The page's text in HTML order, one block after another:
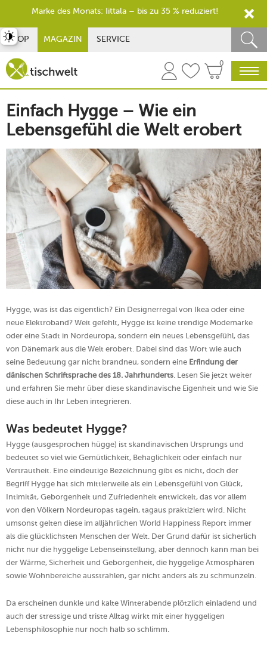
SHOP MAGAZIN SERVICE
0
Einfach Hygge – Wie ein
Lebensgefühl die Welt erobert
Hygge, was ist das eigentlich? Ein Designerregal von Ikea oder eine
neue Elektroband? Weit gefehlt, Hygge ist keine trendige Modemarke
oder eine Stadt in Nordeuropa, sondern ein neues Lebensgefühl, das
von Dänemark aus die Welt erobert. Dabei sind das Wort wie auch
seine Bedeutung gar nicht brandneu, sondern eine Erfindung der
dänischen Schriftsprache des 18. Jahrhunderts. Lesen Sie jetzt weiter
und erfahren Sie mehr über diese skandinavische Eigenheit und wie Sie
diese auch in Ihr Leben integrieren.
Was bedeutet Hygge?
Hygge (ausgesprochen hügge) ist skandinavischen Ursprungs und
bedeutet so viel wie Gemütlichkeit, Behaglichkeit oder einfach nur
Vertrautheit. Eine eindeutige Bezeichnung gibt es nicht, doch der
Begriff Hygge hat sich mittlerweile als ein Lebensgefühl von Glück,
Intimität, Geborgenheit und Zufriedenheit entwickelt, das vor allem
von den Völkern Nordeuropas tagein, tagaus praktiziert wird. Nicht
umsonst gelten diese im alljährlichen World Happiness Report immer
als die glücklichsten Menschen der Welt. Der Grund dafür ist sicherlich
nicht nur die hyggelige Lebenseinstellung, aber dennoch kann man bei
der Wärme, Sicherheit und Geborgenheit, die hyggelige Atmosphären
sowie Wohnbereiche ausstrahlen, gar nicht anders als zu schmunzeln.
Da erscheinen dunkle und kalte Winterabende plötzlich einladend und
auch der stressige und triste Alltag wirkt mit einer hyggeligen
Lebensphilosophie nur noch halb so schlimm.
umschalten
Marke des Monats: Iittala – bis zu 35 % reduziert!